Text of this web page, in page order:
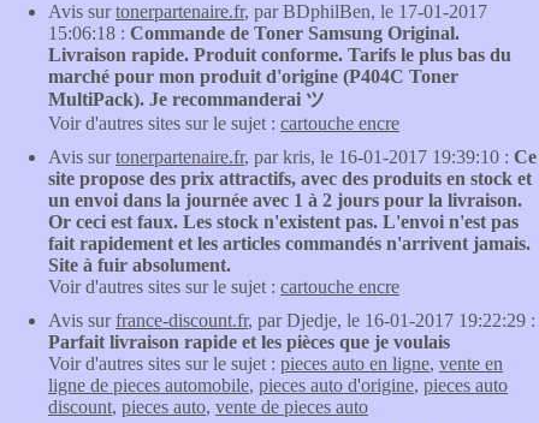
Avis surtonerpartenaire.fr, par BDphilBen, le 17-01-2017
15:06:18 : Commande de Toner Samsung Original.
Livraison rapide. Produit conforme. Tarifs le plus bas du
marché pour mon produit d'origine (P404C Toner
MultiPack). Je recommanderai ツ
Voir d'autres sites sur le sujet : cartouche encre
Avis surtonerpartenaire.fr, par kris, le 16-01-2017 19:39:10 : Ce
site propose des prix attractifs, avec des produits en stock et
un envoi dans la journée avec 1 à 2 jours pour la livraison.
Or ceci est faux. Les stock n'existent pas. L'envoi n'est pas
fait rapidement et les articles commandés n'arrivent jamais.
Site à fuir absolument.
Voir d'autres sites sur le sujet : cartouche encre
Avis surfrance-discount.fr, par Djedje, le 16-01-2017 19:22:29 :
Parfait livraison rapide et les pièces que je voulais
Voir d'autres sites sur le sujet : pieces auto en ligne, vente en
ligne de pieces automobile, pieces auto d'origine, pieces auto
discount, pieces auto, vente de pieces auto